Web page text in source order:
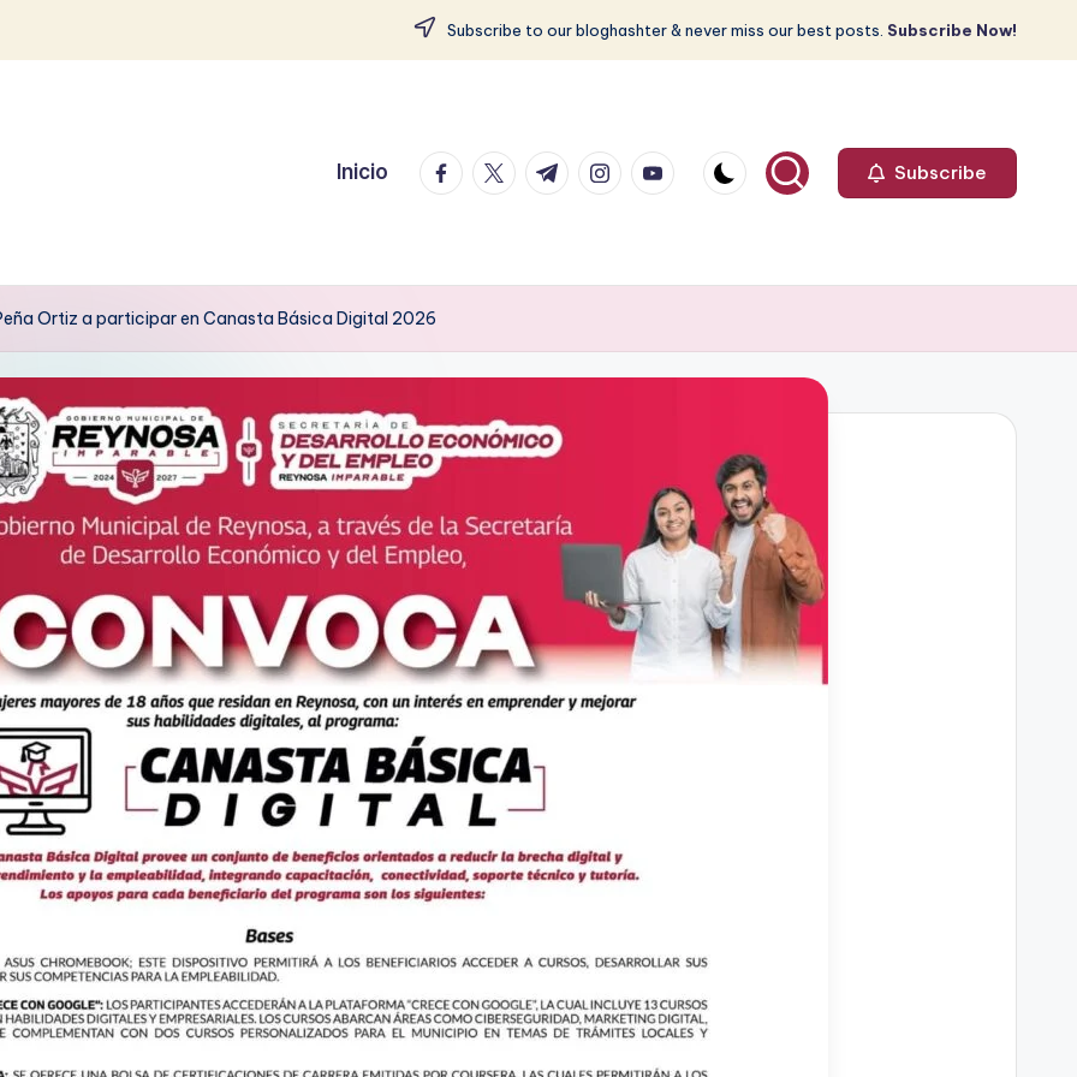
Subscribe to our bloghashter & never miss our best posts. Subscribe Now!
Inicio facebook.com
twitter.com
t.me instagram.com
youtube.com Subscribe
Ortiz a participar en Canasta Básica Digital 2026